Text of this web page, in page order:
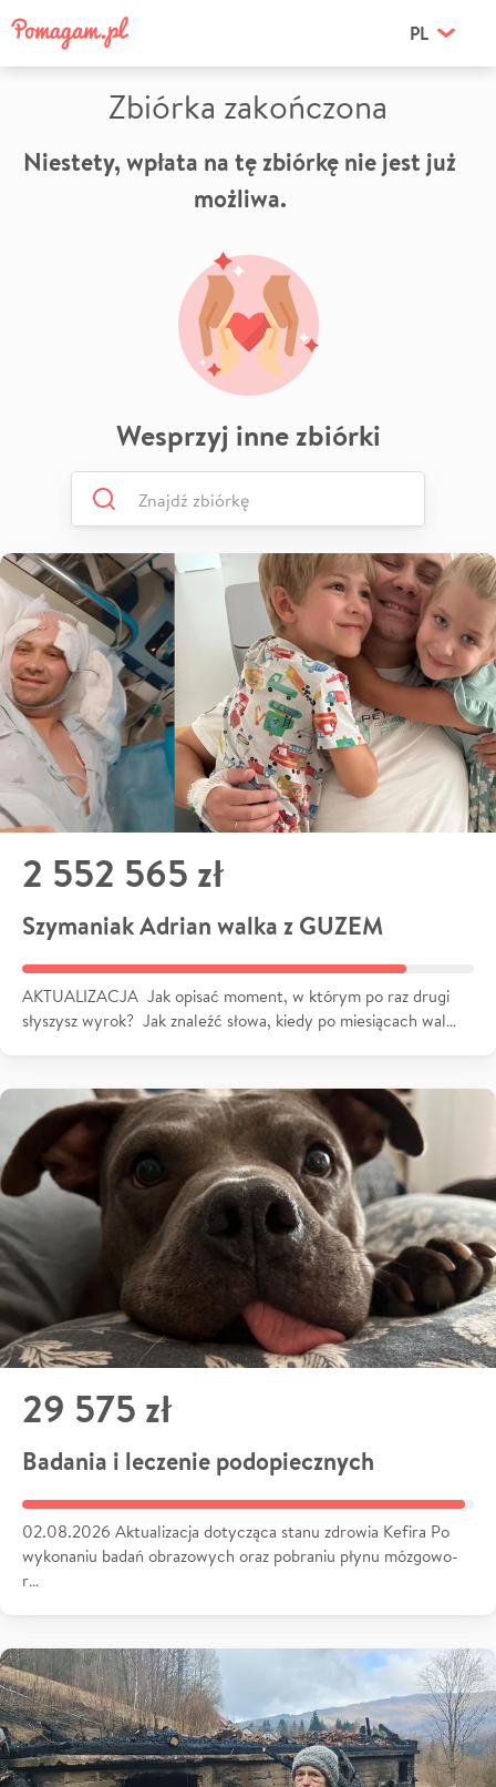
PL
Zbiórka zakończona
Niestety, wpłata na tę zbiórkę nie jest już
możliwa.
Wesprzyj inne zbiórki
2 552 565 zł
Szymaniak Adrian walka z GUZEM
AKTUALIZACJA Jak opisać moment, w którym po raz drugi
słyszysz wyrok? Jak znaleźć słowa, kiedy po miesiącach wal…
29 575 zł
Badania i leczenie podopiecznych
02.08.2026 Aktualizacja dotycząca stanu zdrowia Kefira Po
wykonaniu badań obrazowych oraz pobraniu płynu mózgowo-
r…